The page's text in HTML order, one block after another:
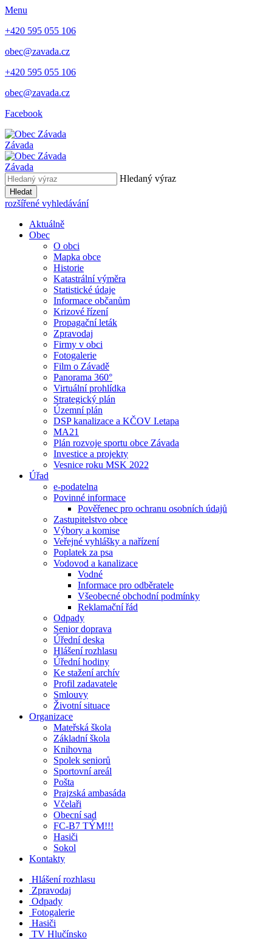
Menu
+420 595 055 106
obec@zavada.cz
+420 595 055 106
obec@zavada.cz
Facebook
Závada
Závada
Hledaný výraz
Hledat
rozšířené vyhledávání
Aktuálně
Obec
O obci
Mapka obce
Historie
Katastrální výměra
Statistické údaje
Informace občanům
Krizové řízení
Propagační leták
Zpravodaj
Firmy v obci
Fotogalerie
Film o Závadě
Panorama 360°
Virtuální prohlídka
Strategický plán
Územní plán
DSP kanalizace a KČOV I.etapa
MA21
Plán rozvoje sportu obce Závada
Investice a projekty
Vesnice roku MSK 2022
Úřad
e-podatelna
Povinné informace
Pověřenec pro ochranu osobních údajů
Zastupitelstvo obce
Výbory a komise
Veřejné vyhlášky a nařízení
Poplatek za psa
Vodovod a kanalizace
Vodné
Informace pro odběratele
Všeobecné obchodní podmínky
Reklamační řád
Odpady
Senior doprava
Úřední deska
Hlášení rozhlasu
Úřední hodiny
Ke stažení archív
Profil zadavatele
Smlouvy
Životní situace
Organizace
Mateřská škola
Základní škola
Knihovna
Spolek seniorů
Sportovní areál
Pošta
Prajzská ambasáda
Včelaři
Obecní sad
FC-B7 TÝM!!!
Hasiči
Sokol
Kontakty
Hlášení rozhlasu
Zpravodaj
Odpady
Fotogalerie
Hasiči
TV Hlučínsko